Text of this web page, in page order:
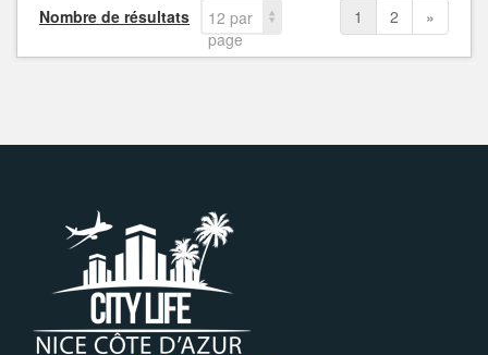
Nombre de résultats
12 par
page
1 2 »